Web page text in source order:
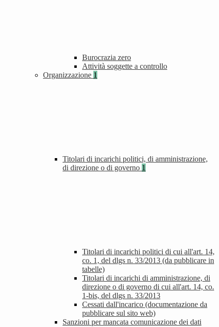
Burocrazia zero
Attività soggette a controllo
Organizzazione 1
Titolari di incarichi politici, di amministrazione,
di direzione o di governo 1
Titolari di incarichi politici di cui all'art. 14,
co. 1, del dlgs n. 33/2013 (da pubblicare in
tabelle)
Titolari di incarichi di amministrazione, di
direzione o di governo di cui all'art. 14, co.
1-bis, del dlgs n. 33/2013
Cessati dall'incarico (documentazione da
pubblicare sul sito web)
Sanzioni per mancata comunicazione dei dati